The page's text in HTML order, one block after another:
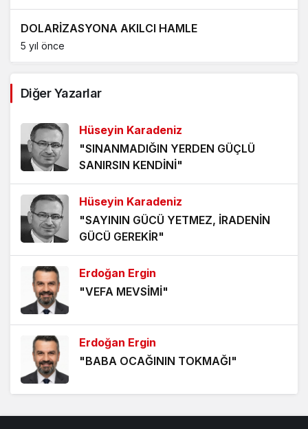
DOLARİZASYONA AKILCI HAMLE
5 yıl önce
5 yıl önce
ÖLÜMÜ BEKLEMEK
5 yıl önce
HANGİ KAMERAYA BAKALIM?
5 yıl önce
VİZYONER KASTAMONULULAR NEREDESİNİZ?
5 yıl önce
KHK MAĞDURLARI İÇİN IŞIK GÖRÜNDÜ!
5 yıl önce
Diğer Yazarlar
Hüseyin Karadeniz
"SINANMADIĞIN YERDEN GÜÇLÜ
SANIRSIN KENDİNİ"
Hüseyin Karadeniz
"SAYININ GÜCÜ YETMEZ, İRADENİN
GÜCÜ GEREKİR"
Erdoğan Ergin
"VEFA MEVSİMİ"
Erdoğan Ergin
"BABA OCAĞININ TOKMAĞI"